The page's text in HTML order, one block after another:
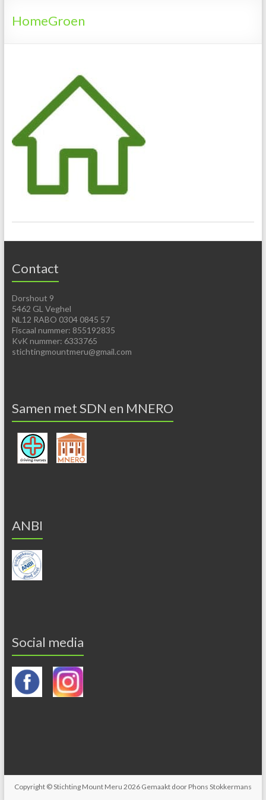
HomeGroen
Contact
Dorshout 9
5462 GL Veghel
NL12 RABO 0304 0845 57
Fiscaal nummer: 855192835
KvK nummer: 6333765
stichtingmountmeru@gmail.com
Samen met SDN en MNERO
ANBI
Social media
Copyright © Stichting Mount Meru 2026 Gemaakt door Phons Stokkermans